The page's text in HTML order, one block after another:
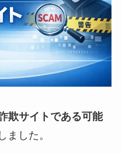
欺サイトである可能
ました。